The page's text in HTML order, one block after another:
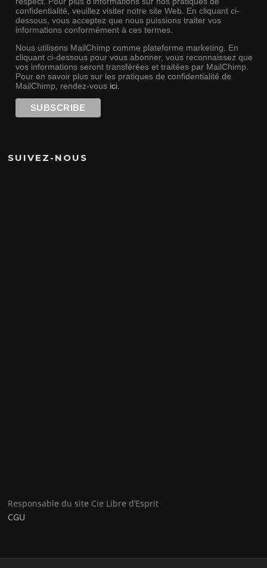
confidentialité, veuillez visiter notre site Web. En cliquant ci-
dessous, vous acceptez que nous puissions traiter vos
informations conformément à ces termes.
Nous utilisons MailChimp comme plateforme marketing. En
cliquant ci-dessous pour vous abonner, vous reconnaissez que
vos informations seront transférées et traitées par MailChimp.
Pour en savoir plus sur les pratiques de confidentialité de
MailChimp, rendez-vous ici.
SUIVEZ-NOUS
Responsable du site Cie Libre d’Esprit
CGU